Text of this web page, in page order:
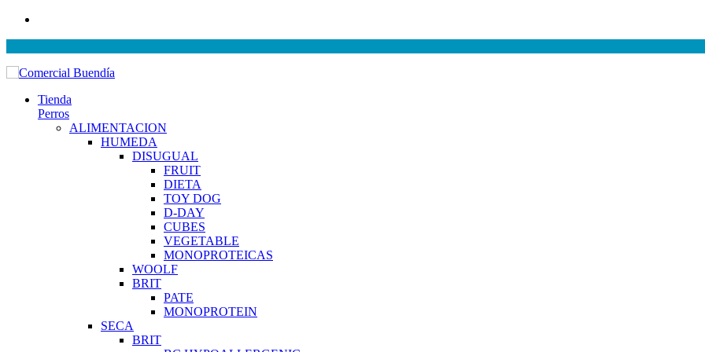
Tienda
Perros
ALIMENTACION
HUMEDA
DISUGUAL
FRUIT
DIETA
TOY DOG
D-DAY
CUBES
VEGETABLE
MONOPROTEICAS
WOOLF
BRIT
PATE
MONOPROTEIN
SECA
BRIT